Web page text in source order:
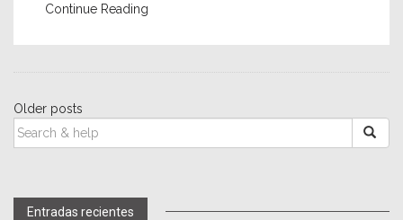
Continue Reading
Posts
navigation
Older posts
SEARCH
FOR:
Entradas recientes